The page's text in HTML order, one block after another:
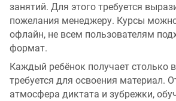
занятий. Для этого требуется
пожелания менеджеру. Курсы
офлайн, не всем пользователям
формат.
Каждый ребёнок получает столько
требуется для освоения материал.
атмосфера диктата и зубрежки,